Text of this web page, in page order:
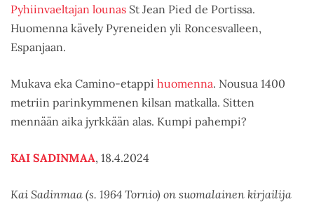
Pyhiinvaeltajan lounas St Jean Pied de Portissa.
Huomenna kävely Pyreneiden yli Roncesvalleen,
Espanjaan.
Mukava eka Camino-etappi huomenna. Nousua 1400
metriin parinkymmenen kilsan matkalla. Sitten
mennään aika jyrkkään alas. Kumpi pahempi?
KAI SADINMAA, 18.4.2024
Kai Sadinmaa (s. 1964 Tornio) on suomalainen kirjailija